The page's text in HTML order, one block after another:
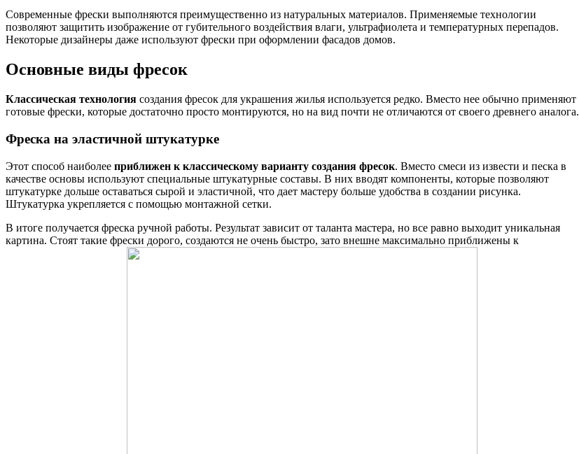
Современные фрески выполняются преимущественно из натуральных материалов. Применяемые технологии
позволяют защитить изображение от губительного воздействия влаги, ультрафиолета и температурных перепадов.
Некоторые дизайнеры даже используют фрески при оформлении фасадов домов.
Основные виды фресок
Классическая технология создания фресок для украшения жилья используется редко. Вместо нее обычно применяют
готовые фрески, которые достаточно просто монтируются, но на вид почти не отличаются от своего древнего аналога.
Фреска на эластичной штукатурке
Этот способ наиболее приближен к классическому варианту создания фресок. Вместо смеси из извести и песка в
качестве основы используют специальные штукатурные составы. В них вводят компоненты, которые позволяют
штукатурке дольше оставаться сырой и эластичной, что дает мастеру больше удобства в создании рисунка.
Штукатурка укрепляется с помощью монтажной сетки.
В итоге получается фреска ручной работы. Результат зависит от таланта мастера, но все равно выходит уникальная
картина. Стоят такие фрески дорого, создаются не очень быстро, зато внешне максимально приближены к